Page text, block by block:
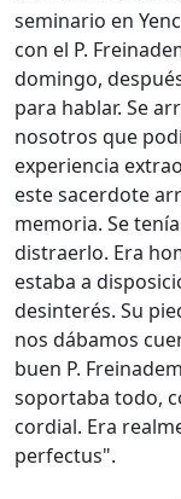
seminario en
con el P.
domingo,
para hablar. Se
nosotros que
experiencia
este sacerdote
memoria. Se
distraerlo. Era
estaba a
desinterés. Su
nos dábamos
buen P.
soportaba todo,
cordial. Era
perfectus".